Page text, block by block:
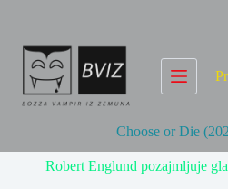
Choose or Die
Robert Englund pozajmljuje